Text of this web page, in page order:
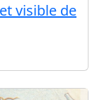
visible de